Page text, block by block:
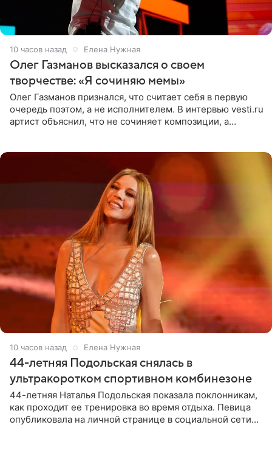
10 часов назад Елена Нужная
Олег Газманов высказался о своем
творчестве: «Я сочиняю мемы»
Олег Газманов признался, что считает себя в первую
очередь поэтом, а не исполнителем. В интервью vesti.ru
артист объяснил, что не сочиняет композиции, а
10 часов назад Елена Нужная
44-летняя Подольская снялась в
ультракоротком спортивном комбинезоне
44-летняя Наталья Подольская показала поклонникам,
как проходит ее тренировка во время отдыха. Певица
опубликовала на личной странице в социальной сети